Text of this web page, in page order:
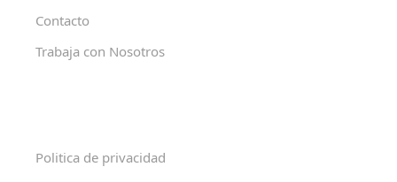
Contacto
Trabaja con Nosotros
Politica de privacidad